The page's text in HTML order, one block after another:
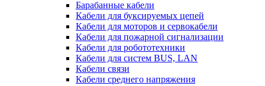
Барабанные кабели
Кабели для буксируемых цепей
Кабели для моторов и сервокабели
Кабели для пожарной сигнализации
Кабели для робототехники
Кабели для систем BUS, LAN
Кабели связи
Кабели среднего напряжения